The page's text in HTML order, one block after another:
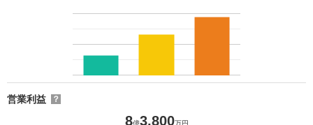
営業利益 ？
8億3,800万円